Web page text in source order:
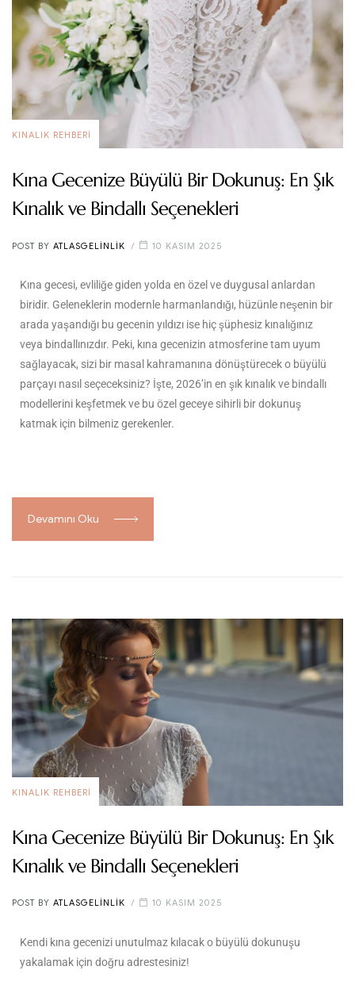
KINALIK REHBERI
Kına Gecenize Büyülü Bir Dokunuş: En Şık
Kınalık ve Bindallı Seçenekleri
POST BY ATLASGELINLIK 10 KASIM 2025
Kına gecesi, evliliğe giden yolda en özel ve duygusal anlardan
biridir. Geleneklerin modernle harmanlandığı, hüzünle neşenin bir
arada yaşandığı bu gecenin yıldızı ise hiç şüphesiz kınalığınız
veya bindallınızdır. Peki, kına gecenizin atmosferine tam uyum
sağlayacak, sizi bir masal kahramanına dönüştürecek o büyülü
parçayı nasıl seçeceksiniz? İşte, 2026’in en şık kınalık ve bindallı
modellerini keşfetmek ve bu özel geceye sihirli bir dokunuş
katmak için bilmeniz gerekenler.
Devamını Oku
KINALIK REHBERI
Kına Gecenize Büyülü Bir Dokunuş: En Şık
Kınalık ve Bindallı Seçenekleri
POST BY ATLASGELINLIK 10 KASIM 2025
Kendi kına gecenizi unutulmaz kılacak o büyülü dokunuşu
yakalamak için doğru adrestesiniz!